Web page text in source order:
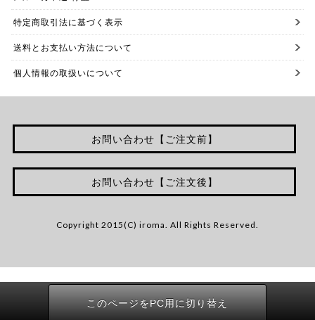
特定商取引法に基づく表示
送料とお支払い方法について
個人情報の取扱いについて
お問い合わせ【ご注文前】
お問い合わせ【ご注文後】
Copyright 2015(C) iroma. All Rights Reserved.
このページをPC用に切り替え